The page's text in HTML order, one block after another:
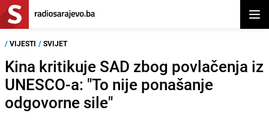
/ VIJESTI / SVIJET
Kina kritikuje SAD zbog povlačenja iz
UNESCO-a: "To nije ponašanje
odgovorne sile"